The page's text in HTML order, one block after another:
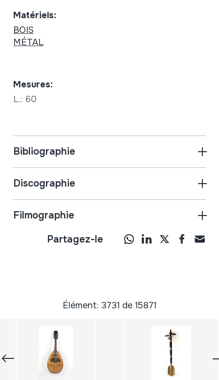
Matériels:
BOIS
MÉTAL
Mesures:
L.: 60
Bibliographie
Discographie
Filmographie
Partagez-le
Élément: 3731 de 15871